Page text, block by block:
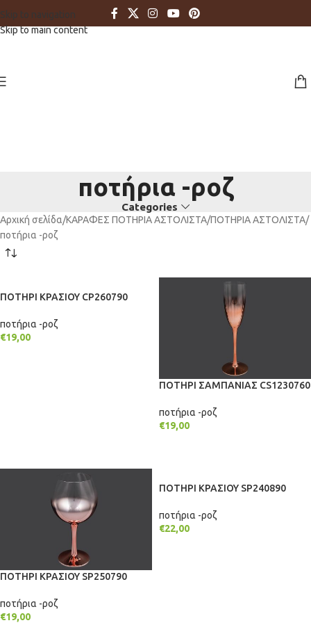
Skip to navigation
Skip to main content
ποτήρια -ροζ
Categories
Αρχική σελίδα ΚΑΡΑΦΕΣ ΠΟΤΗΡΙΑ ΑΣΤΟΛΙΣΤΑ ΠΟΤΗΡΙΑ ΑΣΤΟΛΙΣΤΑ
ποτήρια -ροζ
ΠΟΤΗΡΙ ΚΡΑΣΙΟΥ CP260790
ποτήρια -ροζ
€19,00
ΠΟΤΗΡΙ ΣΑΜΠΑΝΙΑΣ CS1230760
ποτήρια -ροζ
€19,00
ΠΟΤΗΡΙ ΚΡΑΣΙΟΥ SP250790
ποτήρια -ροζ
€19,00
ΠΟΤΗΡΙ ΚΡΑΣΙΟΥ SP240890
ποτήρια -ροζ
€22,00